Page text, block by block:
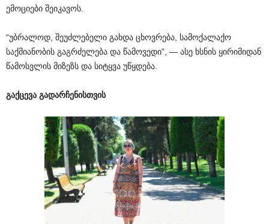
ემოციები შეიკავოს.
“უბრალოდ, შეუძლებელი გახდა ცხოვრება, სამოქალაქო
საქმიანობის გაგრძელება და წამოვედი”, — ასე ხსნის ყირიმიდან
წამოსვლის მიზეზს და სიტყვა უწყდება.
გაქცევა გადარჩენისთვის